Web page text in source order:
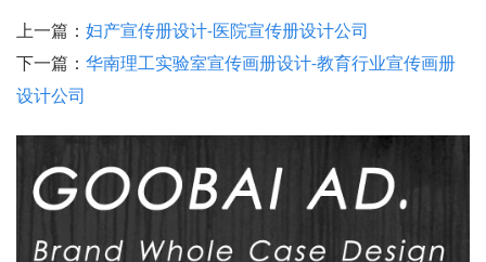
上一篇： 妇产宣传册设计-医院宣传册设计公司
下一篇： 华南理工实验室宣传画册设计-教育行业宣传画册
设计公司